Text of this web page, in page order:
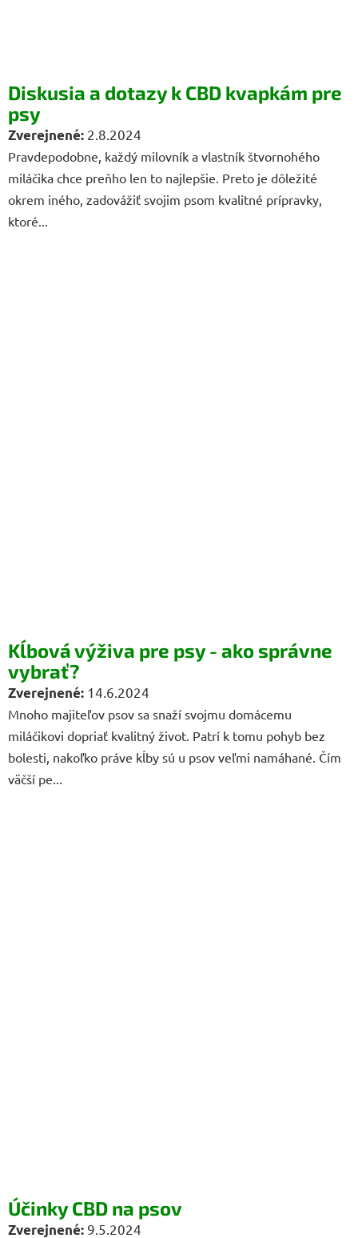
Diskusia a dotazy k CBD kvapkám pre
psy
2.8.2024
Pravdepodobne, každý milovník a vlastník štvornohého
miláčika chce preňho len to najlepšie. Preto je dôležité
okrem iného, zadovážiť svojim psom kvalitné prípravky,
ktoré...
Kĺbová výživa pre psy - ako správne
vybrať?
14.6.2024
Mnoho majiteľov psov sa snaží svojmu domácemu
miláčikovi dopriať kvalitný život. Patrí k tomu pohyb bez
bolesti, nakoľko práve kĺby sú u psov veľmi namáhané. Čím
väčší pe...
Účinky CBD na psov
9.5.2024